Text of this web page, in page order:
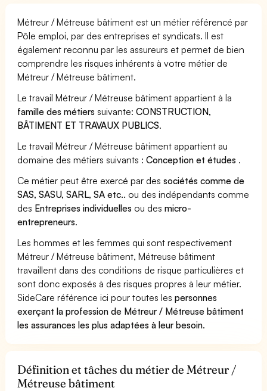
Métreur / Métreuse bâtiment est un métier référencé par
Pôle emploi, par des entreprises et syndicats. Il est
également reconnu par les assureurs et permet de bien
comprendre les risques inhérents à votre métier de
Métreur / Métreuse bâtiment.
Le travail Métreur / Métreuse bâtiment appartient à la
famille des métiers suivante:CONSTRUCTION,
BÂTIMENT ET TRAVAUX PUBLICS.
Le travail Métreur / Métreuse bâtiment appartient au
domaine des métiers suivants :Conception et études .
Ce métier peut être exercé par dessociétés comme de
SAS, SASU, SARL, SA etc.. ou des indépendants comme
des Entreprises individuelles ou desmicro-
entrepreneurs.
Les hommes et les femmes qui sont respectivement
Métreur / Métreuse bâtiment, Métreuse bâtiment
travaillent dans des conditions de risque particulières et
sont donc exposés à des risques propres à leur métier.
SideCare référence ici pour toutes lespersonnes
exerçant la profession de Métreur / Métreuse bâtiment
les assurances les plus adaptées à leur besoin.
Définition et tâches du métier de Métreur /
Métreuse bâtiment